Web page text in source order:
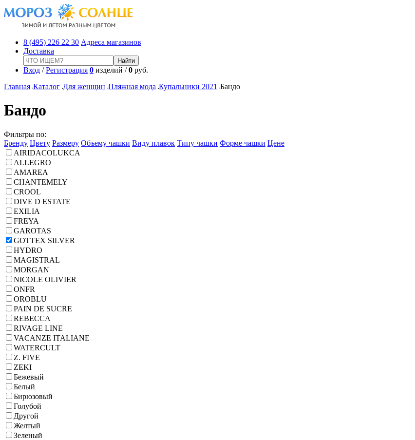
8 (495) 226 22 30 Адреса магазинов
Доставка
Вход /Регистрация 0 изделий /0 руб.
Главная Каталог Для женщин Пляжная мода Купальники 2021 Бандо
Бандо
Фильтры по:
Бренду Цвету Размеру Объему чашки Виду плавок Типу чашки Форме чашки Цене
AIRIDACOLUKCA
ALLEGRO
AMAREA
CHANTEMELY
CROOL
DIVE D ESTATE
EXILIA
FREYA
GAROTAS
GOTTEX SILVER
HYDRO
MAGISTRAL
MORGAN
NICOLE OLIVIER
ONFR
OROBLU
PAIN DE SUCRE
REBECCA
RIVAGE LINE
VACANZE ITALIANE
WATERCULT
Z. FIVE
ZEKI
Бежевый
Белый
Бирюзовый
Голубой
Другой
Желтый
Зеленый